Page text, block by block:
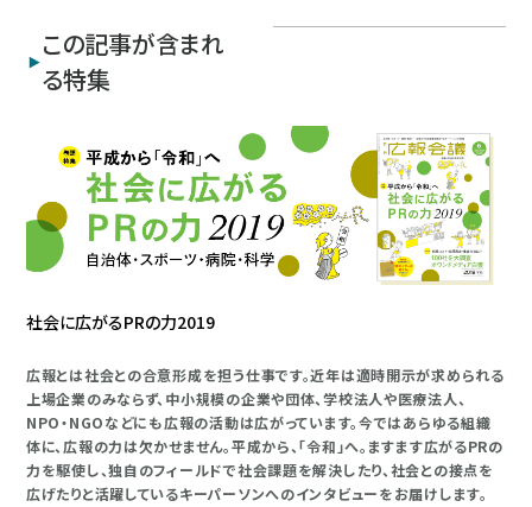
この記事が含まれ
る特集
社会に広がるPRの力2019
広報とは社会との合意形成を担う仕事です。近年は適時開示が求められる
上場企業のみならず、中小規模の企業や団体、学校法人や医療法人、
NPO・NGOなどにも広報の活動は広がっています。今ではあらゆる組織
体に、広報の力は欠かせません。平成から、「令和」へ。ますます広がるPRの
力を駆使し、独自のフィールドで社会課題を解決したり、社会との接点を
広げたりと活躍しているキーパーソンへのインタビューをお届けします。